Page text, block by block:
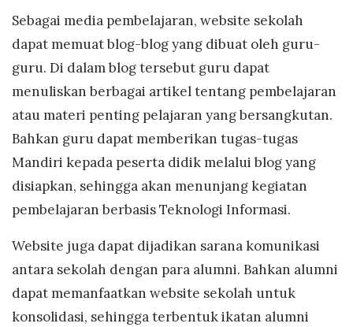
Sebagai media pembelajaran, website sekolah
dapat memuat blog-blog yang dibuat oleh guru-
guru. Di dalam blog tersebut guru dapat
menuliskan berbagai artikel tentang pembelajaran
atau materi penting pelajaran yang bersangkutan.
Bahkan guru dapat memberikan tugas-tugas
Mandiri kepada peserta didik melalui blog yang
disiapkan, sehingga akan menunjang kegiatan
pembelajaran berbasis Teknologi Informasi.
Website juga dapat dijadikan sarana komunikasi
antara sekolah dengan para alumni. Bahkan alumni
dapat memanfaatkan website sekolah untuk
konsolidasi, sehingga terbentuk ikatan alumni